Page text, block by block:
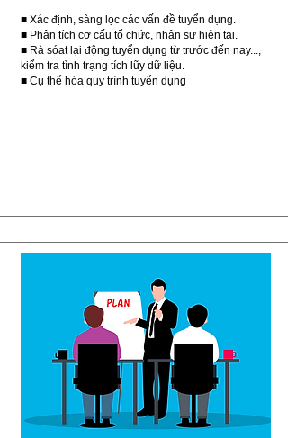
■ Xác định, sàng lọc các vấn đề tuyển dụng.
■ Phân tích cơ cấu tổ chức, nhân sự hiện tại.
■ Rà sóat lại động tuyển dụng từ trước đến nay...,
kiểm tra tình trạng tích lũy dữ liệu.
■ Cụ thể hóa quy trình tuyển dụng